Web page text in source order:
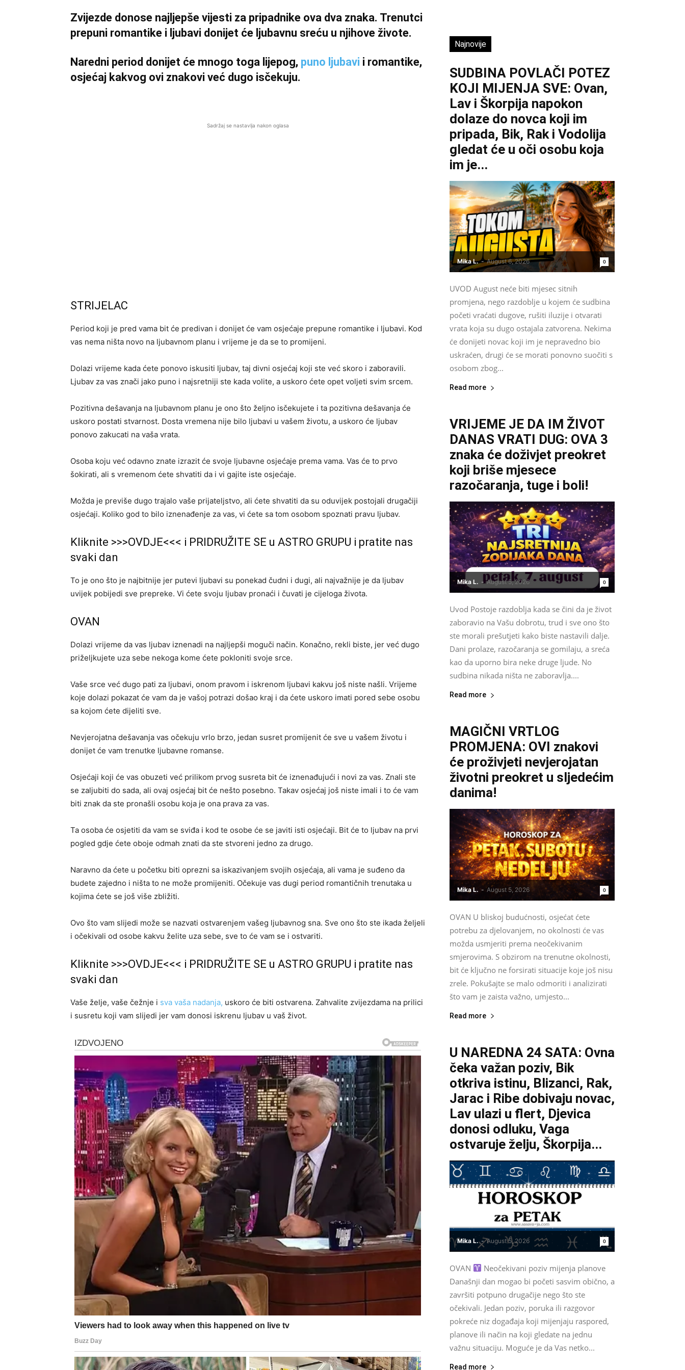
Zvijezde donose najljepše vijesti za pripadnike ova dva znaka. Trenutci
prepuni romantike i ljubavi donijet će ljubavnu sreću u njihove živote.
Naredni period donijet će mnogo toga lijepog, puno ljubavi i romantike,
osjećaj kakvog ovi znakovi već dugo isčekuju.
Sadržaj se nastavlja nakon oglasa
STRIJELAC
Period koji je pred vama bit će predivan i donijet će vam osjećaje prepune romantike i ljubavi. Kod
vas nema ništa novo na ljubavnom planu i vrijeme je da se to promijeni.
Dolazi vrijeme kada ćete ponovo iskusiti ljubav, taj divni osjećaj koji ste već skoro i zaboravili.
Ljubav za vas znači jako puno i najsretniji ste kada volite, a uskoro ćete opet voljeti svim srcem.
Pozitivna dešavanja na ljubavnom planu je ono što željno isčekujete i ta pozitivna dešavanja će
uskoro postati stvarnost. Dosta vremena nije bilo ljubavi u vašem životu, a uskoro će ljubav
ponovo zakucati na vaša vrata.
Osoba koju već odavno znate izrazit će svoje ljubavne osjećaje prema vama. Vas će to prvo
šokirati, ali s vremenom ćete shvatiti da i vi gajite iste osjećaje.
Možda je previše dugo trajalo vaše prijateljstvo, ali ćete shvatiti da su oduvijek postojali drugačiji
osjećaji. Koliko god to bilo iznenađenje za vas, vi ćete sa tom osobom spoznati pravu ljubav.
Kliknite >>>OVDJE<<< i PRIDRUŽITE SE u ASTRO GRUPU i pratite nas
svaki dan
To je ono što je najbitnije jer putevi ljubavi su ponekad čudni i dugi, ali najvažnije je da ljubav
uvijek pobijedi sve prepreke. Vi ćete svoju ljubav pronaći i čuvati je cijeloga života.
OVAN
Dolazi vrijeme da vas ljubav iznenadi na najljepši moguči način. Konačno, rekli biste, jer već dugo
priželjkujete uza sebe nekoga kome ćete pokloniti svoje srce.
Vaše srce već dugo pati za ljubavi, onom pravom i iskrenom ljubavi kakvu još niste našli. Vrijeme
koje dolazi pokazat će vam da je vašoj potrazi došao kraj i da ćete uskoro imati pored sebe osobu
sa kojom ćete dijeliti sve.
Nevjerojatna dešavanja vas očekuju vrlo brzo, jedan susret promijenit će sve u vašem životu i
donijet će vam trenutke ljubavne romanse.
Osjećaji koji će vas obuzeti već prilikom prvog susreta bit će iznenađujući i novi za vas. Znali ste
se zaljubiti do sada, ali ovaj osjećaj bit će nešto posebno. Takav osjećaj još niste imali i to će vam
biti znak da ste pronašli osobu koja je ona prava za vas.
Ta osoba će osjetiti da vam se sviđa i kod te osobe će se javiti isti osjećaji. Bit će to ljubav na prvi
pogled gdje ćete oboje odmah znati da ste stvoreni jedno za drugo.
Naravno da ćete u početku biti oprezni sa iskazivanjem svojih osjećaja, ali vama je suđeno da
budete zajedno i ništa to ne može promijeniti. Očekuje vas dugi period romantičnih trenutaka u
kojima ćete se još više zbližiti.
Ovo što vam slijedi može se nazvati ostvarenjem vašeg ljubavnog sna. Sve ono što ste ikada željeli
i očekivali od osobe kakvu želite uza sebe, sve to će vam se i ostvariti.
Kliknite >>>OVDJE<<< i PRIDRUŽITE SE u ASTRO GRUPU i pratite nas
svaki dan
Vaše želje, vaše čežnje i sva vaša nadanja, uskoro će biti ostvarena. Zahvalite zvijezdama na prilici
i susretu koji vam slijedi jer vam donosi iskrenu ljubav u vaš život.
Najnovije
SUDBINA POVLAČI POTEZ
KOJI MIJENJA SVE: Ovan,
Lav i Škorpija napokon
dolaze do novca koji im
pripada, Bik, Rak i Vodolija
gledat će u oči osobu koja
im je...
Mika L. - August 6, 2026 0
UVOD August neće biti mjesec sitnih
promjena, nego razdoblje u kojem će sudbina
početi vraćati dugove, rušiti iluzije i otvarati
vrata koja su dugo ostajala zatvorena. Nekima
će donijeti novac koji im je nepravedno bio
uskraćen, drugi će se morati ponovno suočiti s
osobom zbog...
Read more
VRIJEME JE DA IM ŽIVOT
DANAS VRATI DUG: OVA 3
znaka će doživjet preokret
koji briše mjesece
razočaranja, tuge i boli!
Mika L. - August 5, 2026 0
Uvod Postoje razdoblja kada se čini da je život
zaboravio na Vašu dobrotu, trud i sve ono što
ste morali prešutjeti kako biste nastavili dalje.
Dani prolaze, razočaranja se gomilaju, a sreća
kao da uporno bira neke druge ljude. No
sudbina nikada ništa ne zaboravlja....
Read more
MAGIČNI VRTLOG
PROMJENA: OVI znakovi
će proživjeti nevjerojatan
životni preokret u sljedećim
danima!
Mika L. - August 5, 2026 0
OVAN U bliskoj budućnosti, osjećat ćete
potrebu za djelovanjem, no okolnosti će vas
možda usmjeriti prema neočekivanim
smjerovima. S obzirom na trenutne okolnosti,
bit će ključno ne forsirati situacije koje još nisu
zrele. Pokušajte se malo odmoriti i analizirati
što vam je zaista važno, umjesto...
Read more
U NAREDNA 24 SATA: Ovna
čeka važan poziv, Bik
otkriva istinu, Blizanci, Rak,
Jarac i Ribe dobivaju novac,
Lav ulazi u flert, Djevica
donosi odluku, Vaga
ostvaruje želju, Škorpija...
Mika L. - August 5, 2026 0
OVAN
Neočekivani poziv mijenja planove
Današnji dan mogao bi početi sasvim obično, a
završiti potpuno drugačije nego što ste
očekivali. Jedan poziv, poruka ili razgovor
pokreće niz događaja koji mijenjaju raspored,
planove ili način na koji gledate na jednu
važnu situaciju. Moguće je da Vas netko...
Read more